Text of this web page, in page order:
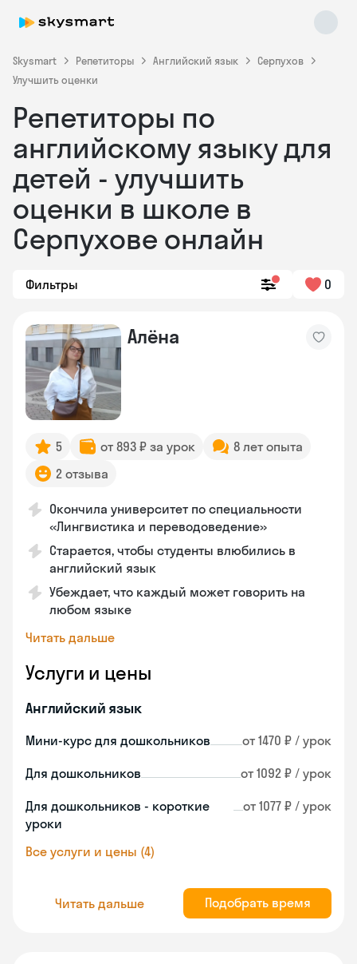
Skysmart Репетиторы Английский язык
Серпухов
Улучшить оценки
Репетиторы по
английскому языку для
детей - улучшить
оценки в школе в
Серпухове онлайн
Фильтры 0
Алёна
5 от 893 ₽ за урок
8 лет опыта
2 отзыва
Окончила университет по специальности
«Лингвистика и переводоведение»
Старается, чтобы студенты влюбились в
английский язык
Убеждает, что каждый может говорить на
любом языке
Читать дальше
Услуги и цены
Английский язык
Мини-курс для дошкольников от 1470 ₽ / урок
Для дошкольников от 1092 ₽ / урок
Для дошкольников - короткие
уроки
от 1077 ₽ / урок
Все услуги и цены (4)
Читать дальше Подобрать время
Skysmart Chat